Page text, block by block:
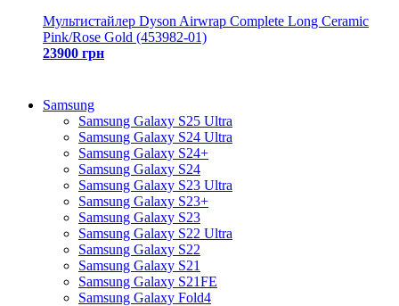
Мультистайлер Dyson Airwrap Complete Long Ceramic
Pink/Rose Gold (453982-01)
23900 грн
Samsung
Samsung Galaxy S25 Ultra
Samsung Galaxy S24 Ultra
Samsung Galaxy S24+
Samsung Galaxy S24
Samsung Galaxy S23 Ultra
Samsung Galaxy S23+
Samsung Galaxy S23
Samsung Galaxy S22 Ultra
Samsung Galaxy S22
Samsung Galaxy S21
Samsung Galaxy S21FE
Samsung Galaxy Fold4